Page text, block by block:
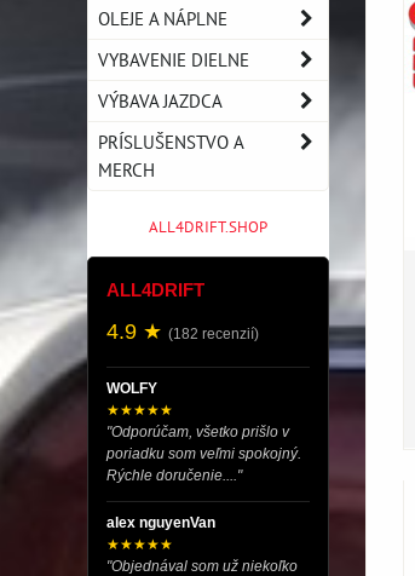
OLEJE A NÁPLNE
VYBAVENIE DIELNE
VÝBAVA JAZDCA
PRÍSLUŠENSTVO A
MERCH
ALL4DRIFT.SHOP
ALL4DRIFT
4.9 ★ (182 recenzií)
WOLFY
★★★★★
"Odporúčam, všetko prišlo v
poriadku som veľmi spokojný.
Rýchle doručenie...."
alex nguyenVan
★★★★★
"Objednával som už niekoľko